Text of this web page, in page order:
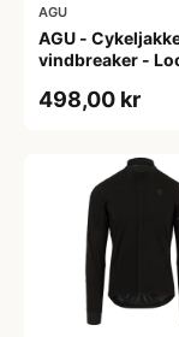
AGU
AGU -
vindbreaker -
498,00 kr